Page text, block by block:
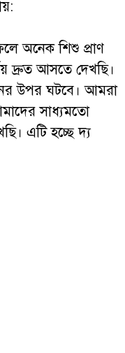
অনেক শিশু প্রাণ
দ্রুত আসতে দেখছি।
উপর ঘটবে। আমরা
সাধ্যমতো
এটি হচ্ছে দ্য